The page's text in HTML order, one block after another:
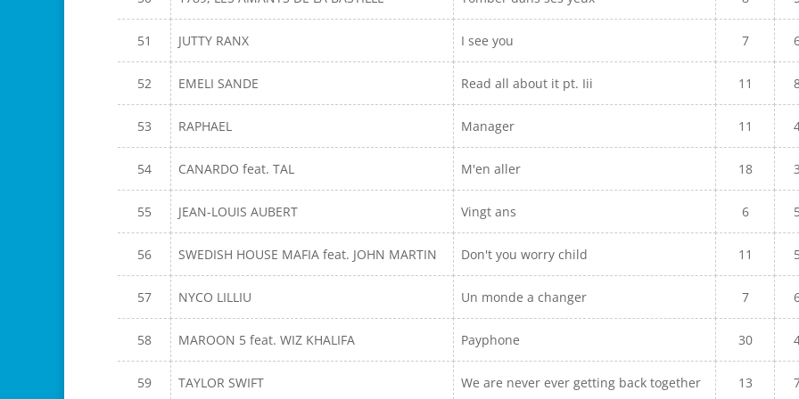
51 JUTTY RANX I see you 7
52 EMELI SANDE Read all about it pt. Iii 11
53 RAPHAEL Manager 11
54 CANARDO feat. TAL M'en aller 18
55 JEAN-LOUIS AUBERT Vingt ans 6
56 SWEDISH HOUSE MAFIA feat. JOHN MARTIN Don't you worry child 11
57 NYCO LILLIU Un monde a changer 7
58 MAROON 5 feat. WIZ KHALIFA Payphone 30
59 TAYLOR SWIFT We are never ever getting back together 13